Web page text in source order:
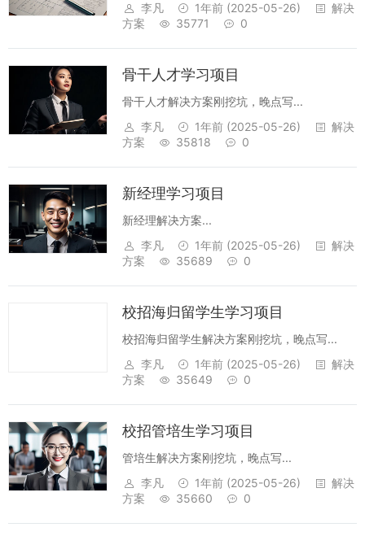
李凡
1年前 (2025-05-26)
解决
方案
35771 0
骨干人才学习项目
骨干人才解决方案刚挖坑，晚点写...
李凡
1年前 (2025-05-26)
解决
方案
35818 0
新经理学习项目
新经理解决方案...
李凡
1年前 (2025-05-26)
解决
方案
35689 0
校招海归留学生学习项目
校招海归留学生解决方案刚挖坑，晚点写...
李凡
1年前 (2025-05-26)
解决
方案
35649 0
校招管培生学习项目
管培生解决方案刚挖坑，晚点写...
李凡
1年前 (2025-05-26)
解决
方案
35660 0